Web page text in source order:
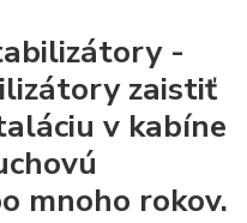
-
zaistiť
v kabíne
mnoho rokov.